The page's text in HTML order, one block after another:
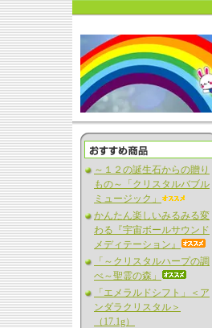
～１２の誕生石からの贈り
もの～「クリスタルバブル
ミュージック」
かんたん楽しいみるみる変
わる『宇宙ボールサウンド
メディテーション』
「～クリスタルハープの調
べ～聖霊の森」
「エメラルドシフト」＜ア
ンダラクリスタル＞
（17.1g）